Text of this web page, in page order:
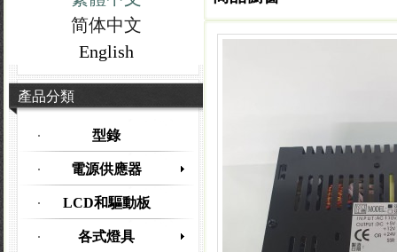
简体中文
English
產品分類
型錄
電源供應器
LCD和驅動板
各式燈具